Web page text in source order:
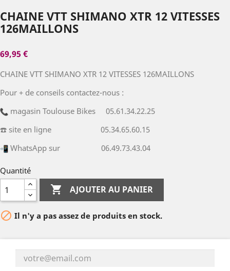
CHAINE VTT SHIMANO XTR 12 VITESSES
126MAILLONS
69,95 €
CHAINE VTT SHIMANO XTR 12 VITESSES 126MAILLONS
Pour + de conseils contactez-nous :
magasin Toulouse Bikes 05.61.34.22.25
☎️ site en ligne 05.34.65.60.15
WhatsApp sur 06.49.73.43.04
Quantité
 AJOUTER AU PANIER
 Il n'y a pas assez de produits en stock.